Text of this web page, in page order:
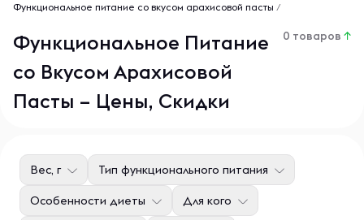
Функциональное питание со вкусом арахисовой пасты /
Функциональное Питание
со Вкусом Арахисовой
Пасты – Цены, Скидки
0 товаров ↑
Вес, г Тип функционального питания
Особенности диеты Для кого